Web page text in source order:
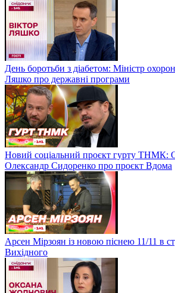
День боротьби з діабетом: Міністр
Ляшко про державні програми
Новий соціальний проєкт гурту ТНМК:
Олександр Сидоренко про проєкт Вдома
Арсен Мірзоян із новою піснею 11/11 в
Вихідного